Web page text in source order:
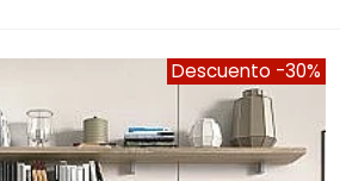
Descuento -30%